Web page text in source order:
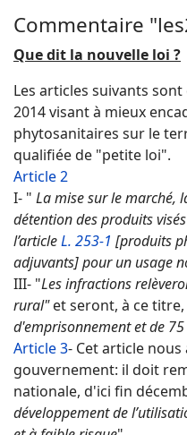
Commentaire
Que dit la nouvelle loi ?
Les articles suivants
2014 visant à mieux
phytosanitaires sur le
qualifiée de "petite loi".
Article 2
I- " La mise sur le marché,
détention des produits
l’articleL. 253-1 [produits
adjuvants] pour un usage
III- "Les infractions
rural"et seront, à ce
d'emprisonnement et de
Article 3- Cet article
gouvernement: il doit
nationale, d'ici fin
développement de